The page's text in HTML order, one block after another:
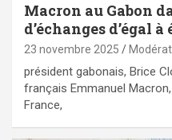
Macron au Gabon
d’échanges d’égal
23 novembre 2025
président gabonais, Brice
français Emmanuel
France,